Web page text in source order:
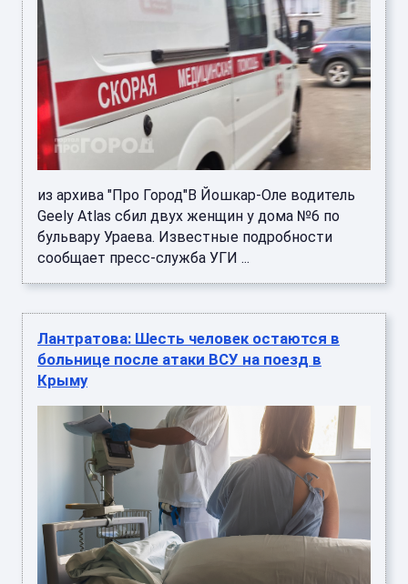
из архива "Про Город"В Йошкар-Оле водитель
Geely Atlas сбил двух женщин у дома №6 по
бульвару Ураева. Известные подробности
сообщает пресс-служба УГИ ...
Лантратова: Шесть человек остаются в
больнице после атаки ВСУ на поезд в
Крыму